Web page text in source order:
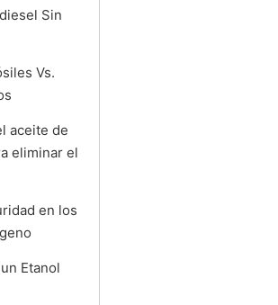
Sin
Vs.
aceite de
eliminar el
en los
Etanol